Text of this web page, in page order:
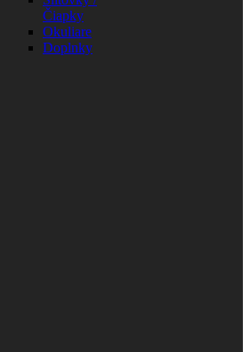
Čiapky
Okuliare
Doplnky